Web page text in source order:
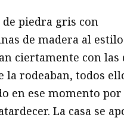
de piedra gris con
de madera al
ciertamente con las
la rodeaban, todos
en ese momento por
La casa se